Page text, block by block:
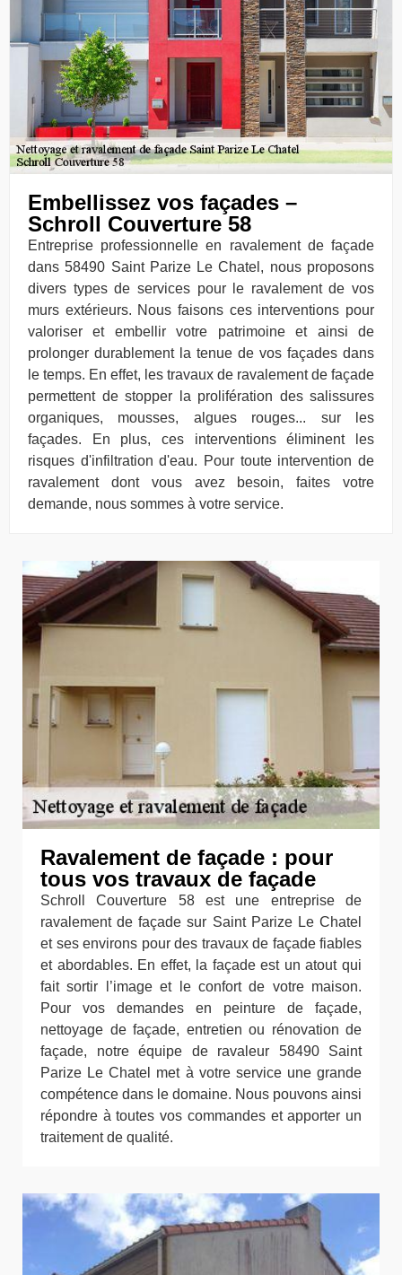
Embellissez vos façades –
Schroll Couverture 58
Entreprise professionnelle en ravalement de façade
dans 58490 Saint Parize Le Chatel, nous proposons
divers types de services pour le ravalement de vos
murs extérieurs. Nous faisons ces interventions pour
valoriser et embellir votre patrimoine et ainsi de
prolonger durablement la tenue de vos façades dans
le temps. En effet, les travaux de ravalement de façade
permettent de stopper la prolifération des salissures
organiques, mousses, algues rouges... sur les
façades. En plus, ces interventions éliminent les
risques d'infiltration d'eau. Pour toute intervention de
ravalement dont vous avez besoin, faites votre
demande, nous sommes à votre service.
Ravalement de façade : pour
tous vos travaux de façade
Schroll Couverture 58 est une entreprise de
ravalement de façade sur Saint Parize Le Chatel
et ses environs pour des travaux de façade fiables
et abordables. En effet, la façade est un atout qui
fait sortir l’image et le confort de votre maison.
Pour vos demandes en peinture de façade,
nettoyage de façade, entretien ou rénovation de
façade, notre équipe de ravaleur 58490 Saint
Parize Le Chatel met à votre service une grande
compétence dans le domaine. Nous pouvons ainsi
répondre à toutes vos commandes et apporter un
traitement de qualité.